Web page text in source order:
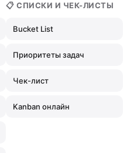
📋 СПИСКИ И ЧЕК-ЛИСТЫ
Bucket List
Приоритеты задач
Чек-лист
Kanban онлайн